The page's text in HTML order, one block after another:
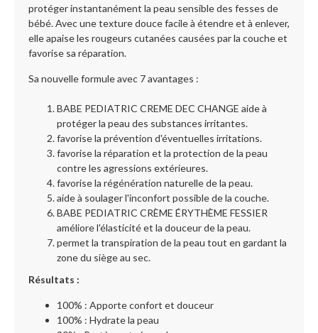
protéger instantanément la peau sensible des fesses de
bébé. Avec une texture douce facile à étendre et à enlever,
elle apaise les rougeurs cutanées causées par la couche et
favorise sa réparation.
Sa nouvelle formule avec 7 avantages :
BABE PEDIATRIC CREME DEC CHANGE aide à
protéger la peau des substances irritantes.
favorise la prévention d'éventuelles irritations.
favorise la réparation et la protection de la peau
contre les agressions extérieures.
favorise la régénération naturelle de la peau.
aide à soulager l'inconfort possible de la couche.
BABE PEDIATRIC CRÈME ÉRYTHÈME FESSIER
améliore l'élasticité et la douceur de la peau.
permet la transpiration de la peau tout en gardant la
zone du siège au sec.
Résultats :
100% : Apporte confort et douceur
100% : Hydrate la peau